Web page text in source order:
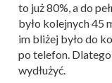
to już 80%, a do
było kolejnych 45
im bliżej było do
po telefon. Dlatego
wydłużyć.